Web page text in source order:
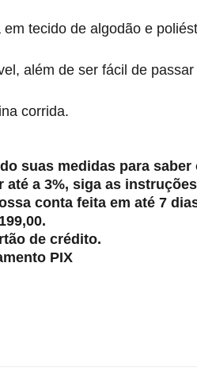
tecido de algodão e
além de ser fácil de
corrida.
suas medidas para
a 3%, siga as
conta feita em até 7
de crédito.
PIX